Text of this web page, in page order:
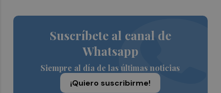
Suscríbete al canal de
Whatsapp
Siempre al día de las últimas noticias
¡Quiero suscribirme!